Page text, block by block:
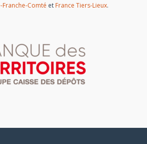
Comté et France Tiers-Lieux.